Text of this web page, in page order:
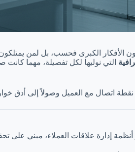
الأفكار الكبرى فحسب، بل لمن
التي نوليها لكل تفصيلة، مهما كانت
اتصال مع العميل وصولاً إلى أدق
أنظمة إدارة علاقات العملاء، مبني على